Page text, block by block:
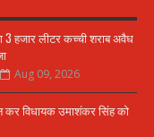
3 हजार लीटर कच्ची शराब अवैध
Aug 09, 2026
कर विधायक उमाशंकर सिंह को